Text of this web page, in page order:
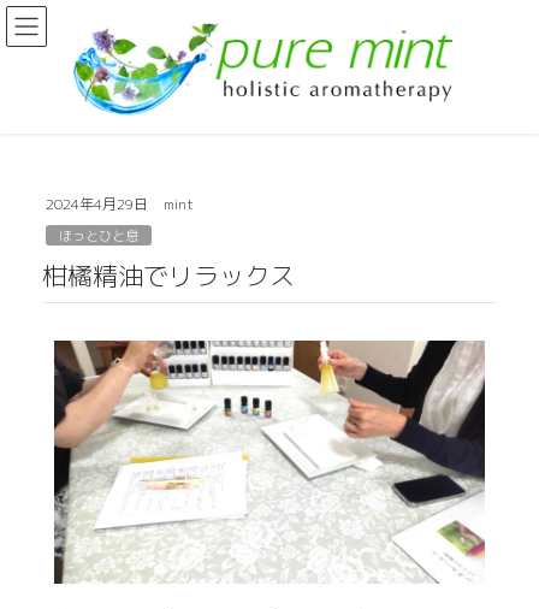
2024年4月29日 mint
ほっとひと息
柑橘精油でリラックス